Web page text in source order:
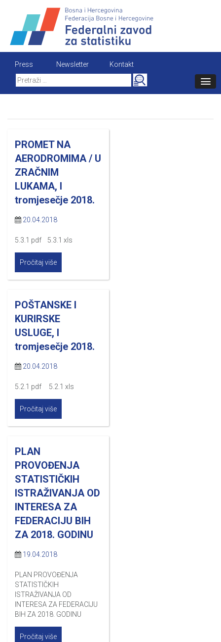
content
Press Newsletter
Kontakt
Search
for:
PROMET NA
AERODROMIMA / U
ZRAČNIM
LUKAMA, I
tromjesečje 2018.
20.04.2018
5.3.1 pdf 5.3.1 xls
Pročitaj više
POŠTANSKE I
KURIRSKE
USLUGE, I
tromjesečje 2018.
20.04.2018
5.2.1 pdf 5.2.1 xls
Pročitaj više
PLAN
PROVOĐENJA
STATISTIČKIH
ISTRAŽIVANJA OD
INTERESA ZA
FEDERACIJU BIH
ZA 2018. GODINU
19.04.2018
PLAN PROVOĐENJA
STATISTIČKIH
ISTRAŽIVANJA OD
INTERESA ZA FEDERACIJU
BIH ZA 2018. GODINU
Pročitaj više